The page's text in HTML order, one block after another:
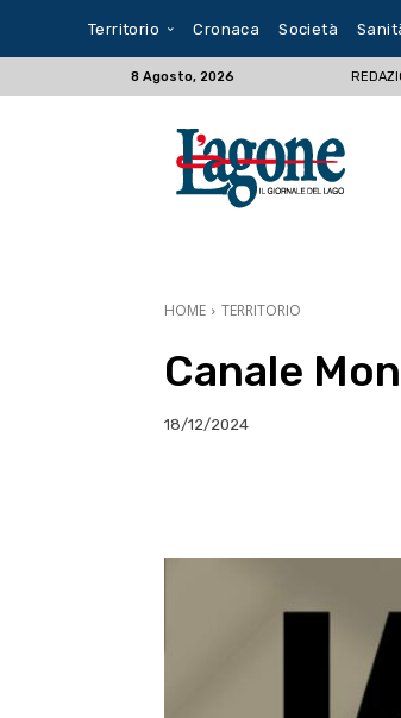
Territorio Cronaca Società
8 Agosto, 2026
HOME TERRITORIO
Canale
18/12/2024